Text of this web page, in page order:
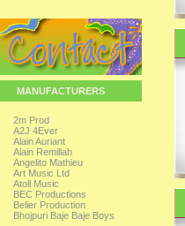
MANUFACTURERS
2m Prod
A2J 4Ever
Alain Auriant
Alain Remillah
Angelito Mathieu
Art Music Ltd
Atoll Music
BEC Productions
Belier Production
Bhojpuri Baje Baje Boys